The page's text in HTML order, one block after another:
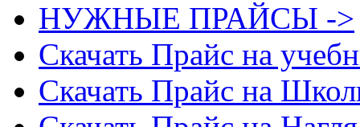
НУЖНЫЕ ПРАЙСЫ ->
Скачать Прайс на
Скачать Прайс на